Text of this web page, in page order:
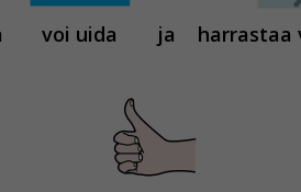
voi uida ja harrastaa